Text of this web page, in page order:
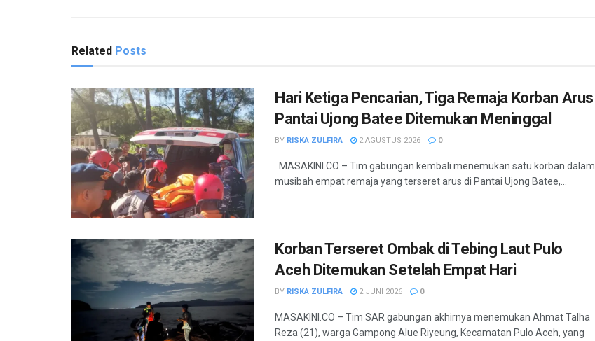
Related Posts
Hari Ketiga Pencarian, Tiga Remaja Korban Arus
Pantai Ujong Batee Ditemukan Meninggal
BY RISKA ZULFIRA 2 AGUSTUS 2026 0
MASAKINI.CO – Tim gabungan kembali menemukan satu korban dalam
musibah empat remaja yang terseret arus di Pantai Ujong Batee,...
Korban Terseret Ombak di Tebing Laut Pulo
Aceh Ditemukan Setelah Empat Hari
BY RISKA ZULFIRA 2 JUNI 2026 0
MASAKINI.CO – Tim SAR gabungan akhirnya menemukan Ahmat Talha
Reza (21), warga Gampong Alue Riyeung, Kecamatan Pulo Aceh, yang